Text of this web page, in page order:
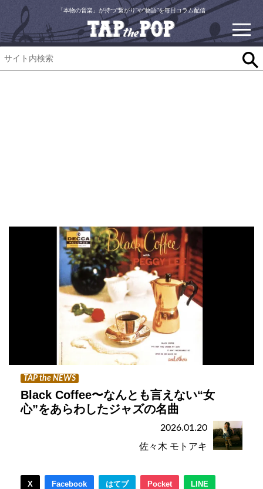
「本物の音楽」が持つ“繋がり”や“物語”を毎日コラム配信
TAP the NEWS
Black Coffee〜なんとも言えない“女
心”をあらわしたジャズの名曲
2026.01.20
佐々木 モトアキ
X Facebook はてブ Pocket LINE